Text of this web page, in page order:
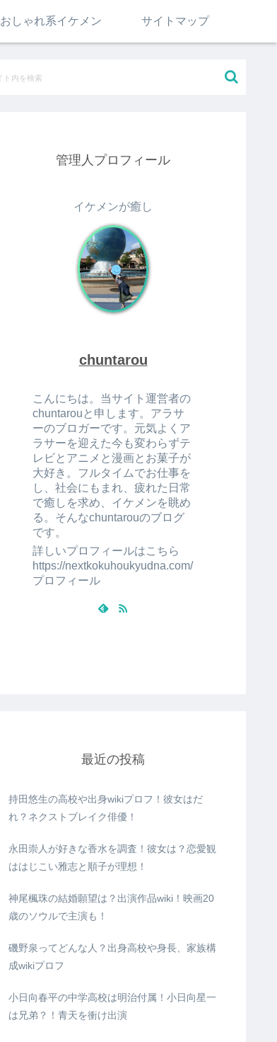
おしゃれ系イケメン サイトマップ
管理人プロフィール
イケメンが癒し
chuntarou
こんにちは。当サイト運営者の
chuntarouと申します。アラサ
ーのブロガーです。元気よくア
ラサーを迎えた今も変わらずテ
レビとアニメと漫画とお菓子が
大好き。フルタイムでお仕事を
し、社会にもまれ、疲れた日常
で癒しを求め、イケメンを眺め
る。そんなchuntarouのブログ
です。
詳しいプロフィールはこちら
https://nextkokuhoukyudna.com/
プロフィール
最近の投稿
持田悠生の高校や出身wikiプロフ！彼女はだ
れ？ネクストブレイク俳優！
永田崇人が好きな香水を調査！彼女は？恋愛観
ははじこい雅志と順子が理想！
神尾楓珠の結婚願望は？出演作品wiki！映画20
歳のソウルで主演も！
磯野泉ってどんな人？出身高校や身長、家族構
成wikiプロフ
小日向春平の中学高校は明治付属！小日向星一
は兄弟？！青天を衝け出演